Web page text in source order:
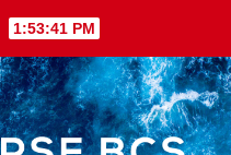
1:53:42 PM